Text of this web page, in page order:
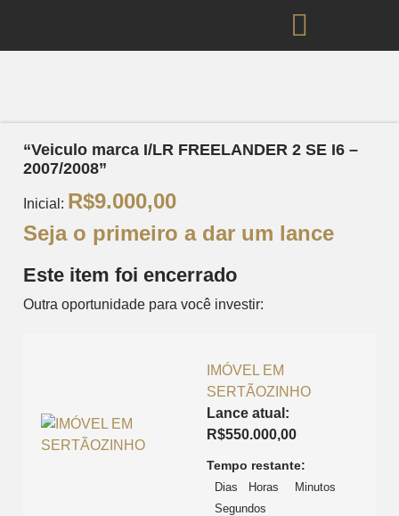
“Veiculo marca I/LR FREELANDER 2 SE I6 –
2007/2008”
Inicial: R$9.000,00
Seja o primeiro a dar um lance
Este item foi encerrado
Outra oportunidade para você investir:
IMÓVEL EM
SERTÃOZINHO
Lance atual:
R$550.000,00
Tempo restante:
Dias Horas
Minutos
Segundos